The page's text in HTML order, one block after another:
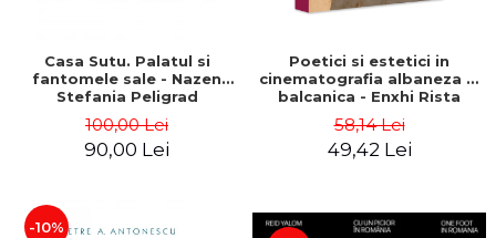
Casa Sutu. Palatul si
fantomele sale - Nazen
Stefania Peligrad
100,00 Lei
90,00 Lei
Poetici si estetici in
cinematografia albaneza si
balcanica - Enxhi Rista
58,14 Lei
49,42 Lei
-10%